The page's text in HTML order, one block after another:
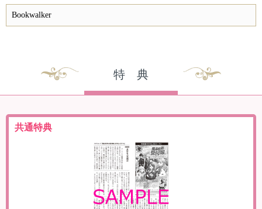
Bookwalker
特 典
共通特典